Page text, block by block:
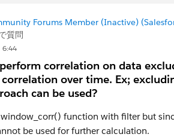
Forums Member (Inactive)
質問
6:44
correlation on data
over time. Ex;
can be used?
function with filter but
be used for further calculation.